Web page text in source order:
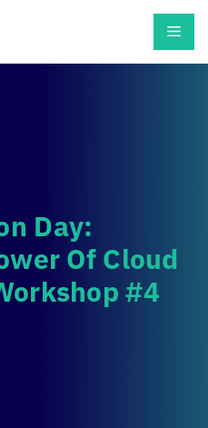
Day:
Of Cloud
#4